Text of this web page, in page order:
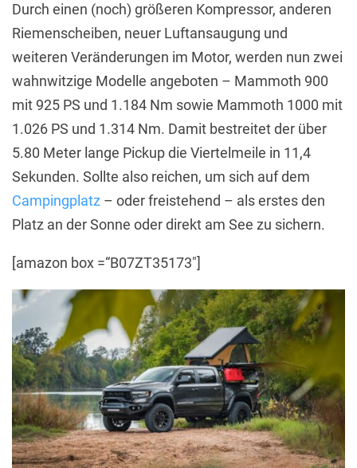
Durch einen (noch) größeren Kompressor, anderen
Riemenscheiben, neuer Luftansaugung und
weiteren Veränderungen im Motor, werden nun zwei
wahnwitzige Modelle angeboten – Mammoth 900
mit 925 PS und 1.184 Nm sowie Mammoth 1000 mit
1.026 PS und 1.314 Nm. Damit bestreitet der über
5.80 Meter lange Pickup die Viertelmeile in 11,4
Sekunden. Sollte also reichen, um sich auf dem
Campingplatz – oder freistehend – als erstes den
Platz an der Sonne oder direkt am See zu sichern.
[amazon box =“B07ZT35173″]